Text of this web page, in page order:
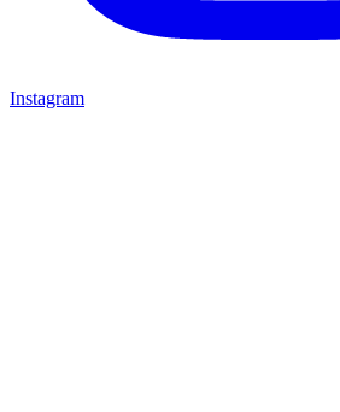
Instagram